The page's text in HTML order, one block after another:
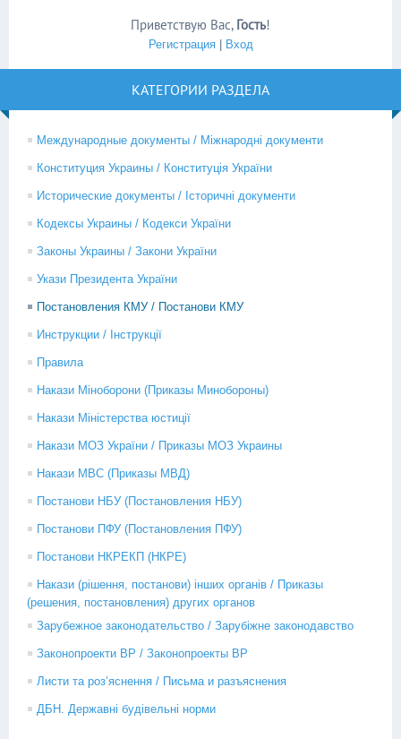
Приветствую Вас, Гость!
Регистрация| Вход
КАТЕГОРИИ РАЗДЕЛА
Международные документы / Міжнародні документи
Конституция Украины / Конституція України
Исторические документы / Історичні документи
Кодексы Украины / Кодекси України
Законы Украины / Закони України
Укази Президента України
Постановления КМУ / Постанови КМУ
Инструкции / Інструкції
Правила
Накази Міноборони (Приказы Минобороны)
Накази Міністерства юстиції
Накази МОЗ України / Приказы МОЗ Украины
Накази МВС (Приказы МВД)
Постанови НБУ (Постановления НБУ)
Постанови ПФУ (Постановления ПФУ)
Постанови НКРЕКП (НКРЕ)
Накази (рішення, постанови) інших органів / Приказы
(решения, постановления) других органов
Зарубежное законодательство / Зарубіжне законодавство
Законопроекти ВР / Законопроекты ВР
Листи та роз’яснення / Письма и разъяснения
ДБН. Державні будівельні норми